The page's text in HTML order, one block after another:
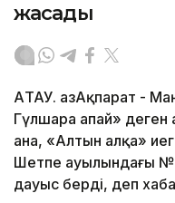
жасады
АҚТАУ. ҚазАқпарат -
Гүлшара апай» деген
ана, «Алтын алқа»
Шетпе ауылындағы
дауыс берді, деп